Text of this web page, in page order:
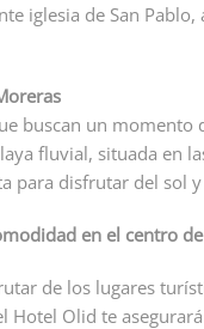
iglesia de San Pablo,
buscan un momento
fluvial, situada en
para disfrutar del sol
en el centro
de los lugares
Hotel Olid te